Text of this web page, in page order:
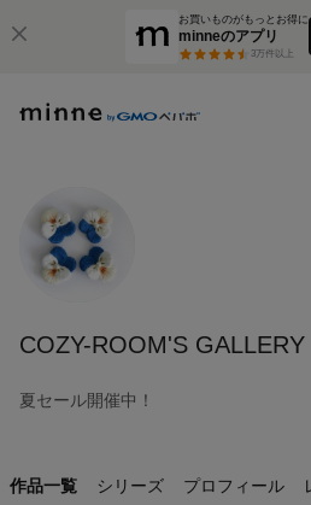
お買いものがもっとお得に
minneのアプリ
3万件以上
COZY-ROOM'S GALLERY
夏セール開催中！
作品一覧 シリーズ プロフィール